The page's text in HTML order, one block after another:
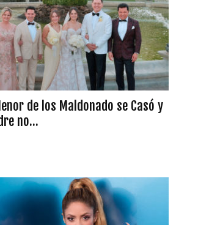
de los Maldonado se Casó y
no...